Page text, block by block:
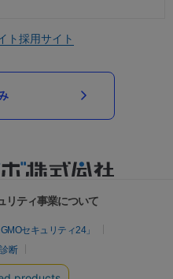
ト採用サイト
リティ事業について
セキュリティ24」
断